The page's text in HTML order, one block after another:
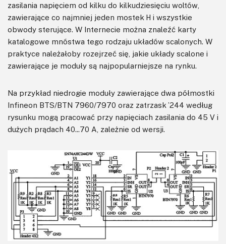
zasilania napięciem od kilku do kilkudziesięciu woltów,
zawierające co najmniej jeden mostek H i wszystkie
obwody sterujące. W Internecie można znaleźć karty
katalogowe mnóstwa tego rodzaju układów scalonych. W
praktyce należałoby rozejrzeć się, jakie układy scalone i
zawierające je moduły są najpopularniejsze na rynku.
Na przykład niedrogie moduły zawierające dwa półmostki
Infineon BTS/BTN 7960/7970 oraz zatrzask ’244 według
rysunku mogą pracować przy napięciach zasilania do 45 V i
dużych prądach 40...70 A, zależnie od wersji.